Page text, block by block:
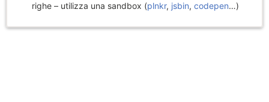
righe – utilizza una sandbox (plnkr, jsbin, codepen…)